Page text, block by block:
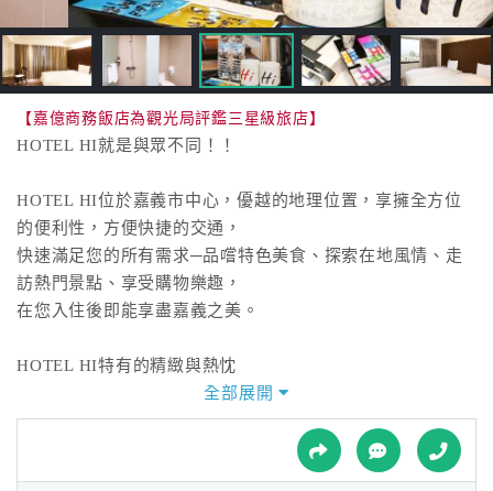
跟
飯
店
訂
房
特
色
民
宿
球
【嘉億商務飯店為觀光局評鑑三星級旅店】
HOTEL HI就是與眾不同！！
HOTEL HI位於嘉義市中心，優越的地理位置，享擁全方位
的便利性，方便快捷的交通，
快速滿足您的所有需求─品嚐特色美食、探索在地風情、走
訪熱門景點、享受購物樂趣，
在您入住後即能享盡嘉義之美。
HOTEL HI特有的精緻與熱忱
在HOTEL HI的每個角落能感受前衛時尚的氛圍，享受高質
帶給您度過歡愉愜意的一夜，我們看重每位賓客，
全部展開